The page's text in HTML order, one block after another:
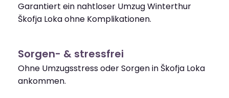
Garantiert ein nahtloser Umzug Winterthur
Škofja Loka ohne Komplikationen.
Sorgen- & stressfrei
Ohne Umzugsstress oder Sorgen in Škofja Loka
ankommen.